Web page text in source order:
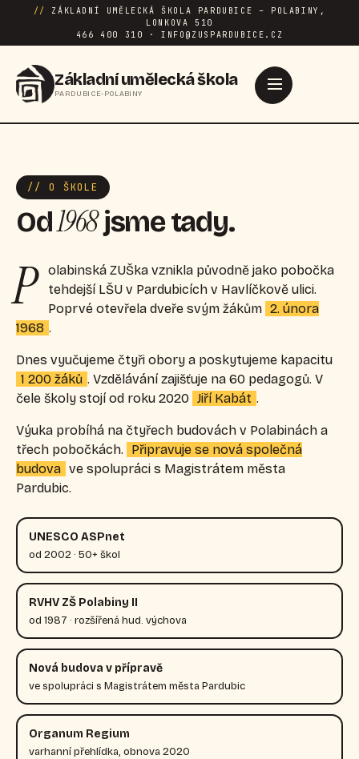
//
ZÁKLADNÍ UMĚLECKÁ ŠKOLA PARDUBICE – POLABINY,
LONKOVA 510
466 400 310 · INFO@ZUSPARDUBICE.CZ
Základní umělecká škola
PARDUBICE-POLABINY
// O ŠKOLE
Od1968jsme tady.
P
olabinská ZUŠka vznikla původně jako pobočka
tehdejší LŠU v Pardubicích v Havlíčkově ulici.
Poprvé otevřela dveře svým žákům 2. února
1968 .
Dnes vyučujeme čtyři obory a poskytujeme kapacitu
1 200 žáků . Vzdělávání zajišťuje na 60 pedagogů. V
čele školy stojí od roku 2020 Jiří Kabát .
Výuka probíhá na čtyřech budovách v Polabinách a
třech pobočkách.
Připravuje se nová společná
budova ve spolupráci s Magistrátem města
Pardubic.
UNESCO ASPnet
od 2002 · 50+ škol
RVHV ZŠ Polabiny II
od 1987 · rozšířená hud. výchova
Nová budova v přípravě
ve spolupráci s Magistrátem města Pardubic
Organum Regium
varhanní přehlídka, obnova 2020